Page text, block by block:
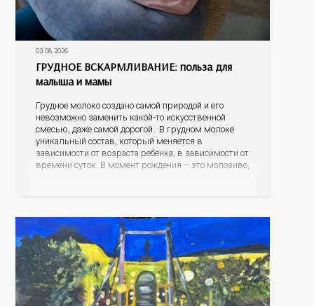
03.08.2026
ГРУДНОЕ ВСКАРМЛИВАНИЕ: польза для
малыша и мамы
Грудное молоко создано самой природой и его
невозможно заменить какой-то искусственной
смесью, даже самой дорогой. В грудном молоке
уникальный состав, который меняется в
зависимости от возраста ребёнка, в зависимости от
времени суток. В момент рождения – это молозиво,